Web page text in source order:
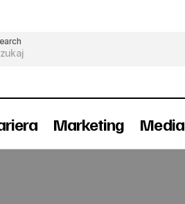
Marketing Media